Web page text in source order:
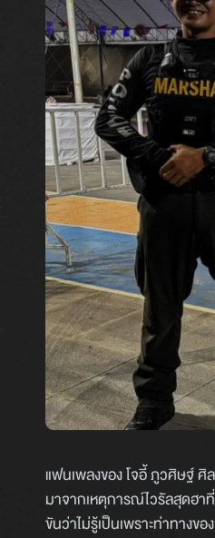
แฟนเพลงของ โจอี้ ภูวศิษฐ์ ศิ
มาจากเหตุการณ์ไวรัลสุดฮาที่
ขันว่าไม่รู้เป็นเพราะท่าทางข